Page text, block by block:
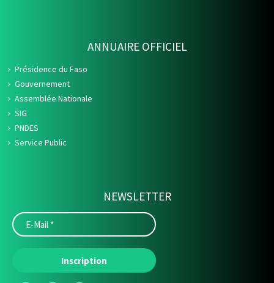
ANNUAIRE OFFICIEL
Présidence du Faso
Gouvernement
Assemblée Nationale
SIG
PNDES
Service Public
NEWSLETTER